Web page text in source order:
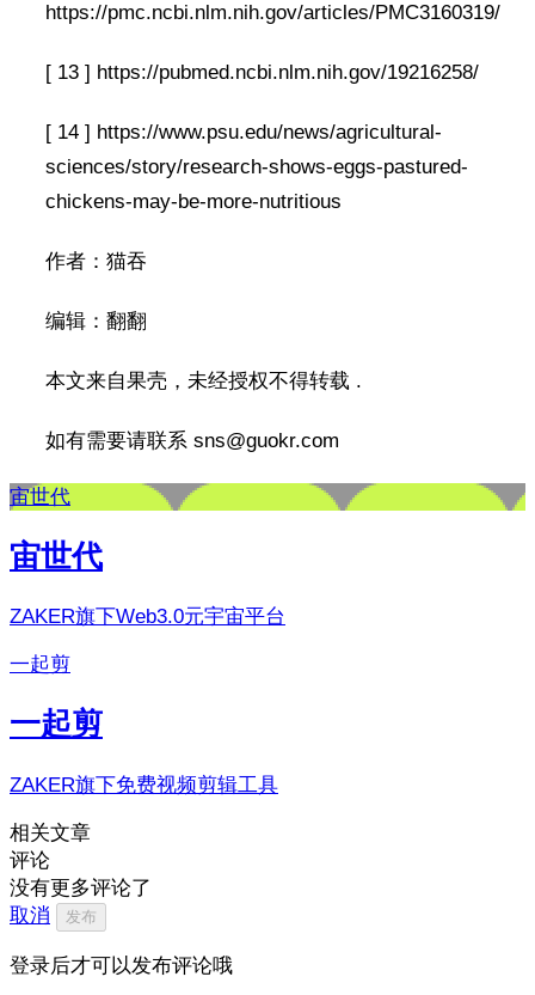
https://pmc.ncbi.nlm.nih.gov/articles/PMC3160319/
[ 13 ] https://pubmed.ncbi.nlm.nih.gov/19216258/
[ 14 ] https://www.psu.edu/news/agricultural-
sciences/story/research-shows-eggs-pastured-
chickens-may-be-more-nutritious
作者：猫吞
编辑：翻翻
本文来自果壳，未经授权不得转载 .
如有需要请联系 sns@guokr.com
宙世代
宙世代
ZAKER旗下Web3.0元宇宙平台
一起剪
一起剪
ZAKER旗下免费视频剪辑工具
相关文章
评论
没有更多评论了
取消
发布
登录后才可以发布评论哦